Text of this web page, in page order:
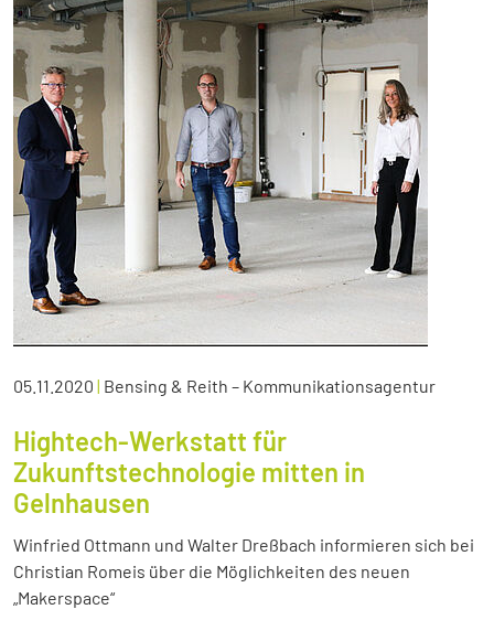
05.11.2020 | Bensing & Reith – Kommunikationsagentur
Hightech-Werkstatt für
Zukunftstechnologie mitten in
Gelnhausen
Winfried Ottmann und Walter Dreßbach informieren sich bei
Christian Romeis über die Möglichkeiten des neuen
„Makerspace“